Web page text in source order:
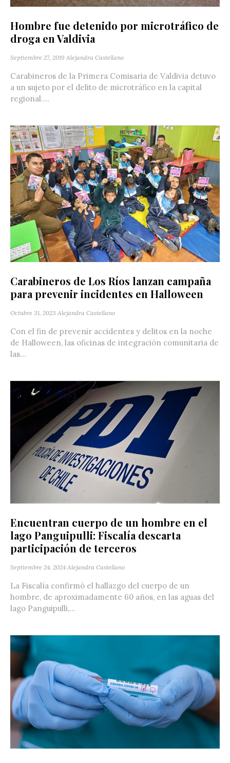
Hombre fue detenido por microtráfico de
droga en Valdivia
Septiembre 27, 2019 Alejandra Castellano
Carabineros de la Primera Comisaria de Valdivia detuvo
a un sujeto por el delito de microtráfico en la capital
regional....
Carabineros de Los Ríos lanzan campaña
para prevenir incidentes en Halloween
Octubre 31, 2023 Alejandra Castellano
Con el fin de prevenir accidentes y delitos en la noche
de Halloween, las oficinas de integración comunitaria de
las...
Encuentran cuerpo de un hombre en el
lago Panguipulli: Fiscalía descarta
participación de terceros
Septiembre 24, 2024 Alejandra Castellano
La Fiscalía confirmó el hallazgo del cuerpo de un
hombre, de aproximadamente 60 años, en las aguas del
lago Panguipulli,...